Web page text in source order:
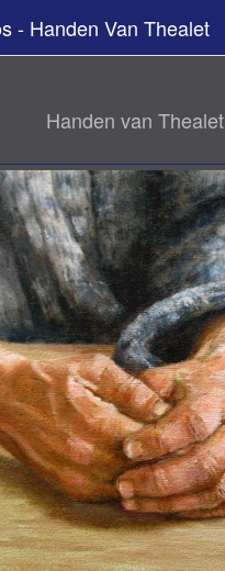
- Handen Van Thealet
Handen van Thealet